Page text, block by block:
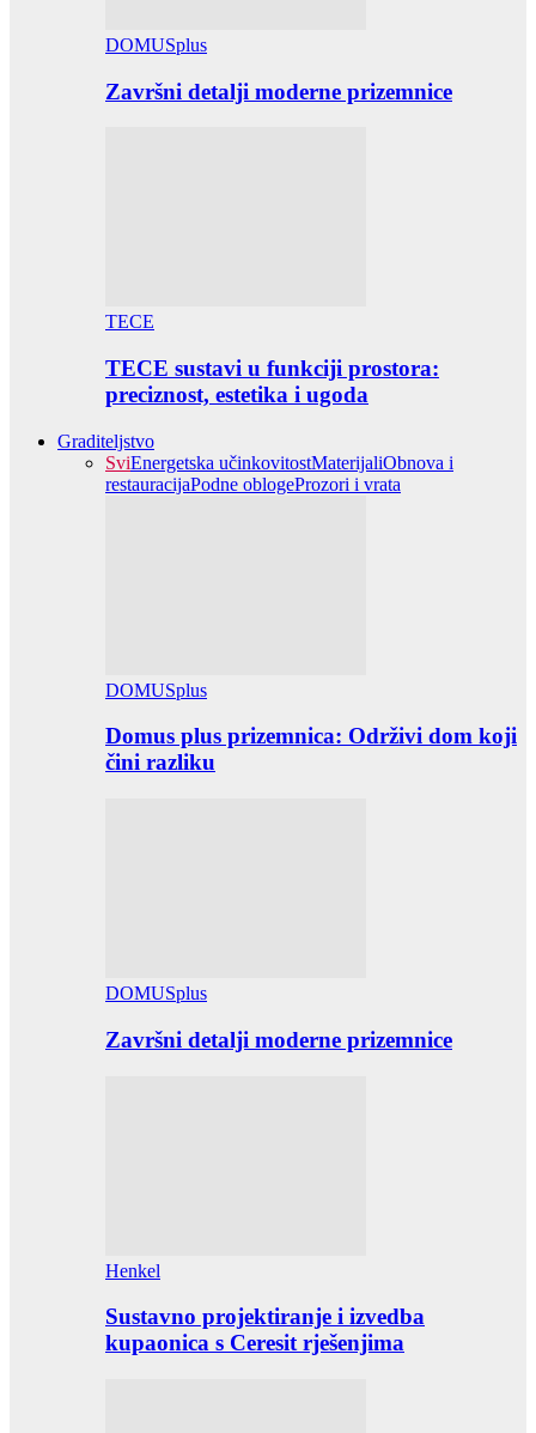
DOMUSplus
Završni detalji moderne prizemnice
TECE
TECE sustavi u funkciji prostora:
preciznost, estetika i ugoda
Graditeljstvo
SviEnergetska učinkovitostMaterijaliObnova i
restauracijaPodne oblogeProzori i vrata
DOMUSplus
Domus plus prizemnica: Održivi dom koji
čini razliku
DOMUSplus
Završni detalji moderne prizemnice
Henkel
Sustavno projektiranje i izvedba
kupaonica s Ceresit rješenjima